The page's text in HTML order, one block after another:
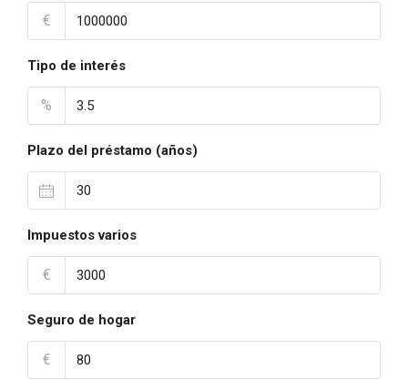
€
Tipo de interés
%
Plazo del préstamo (años)
Impuestos varios
€
Seguro de hogar
€